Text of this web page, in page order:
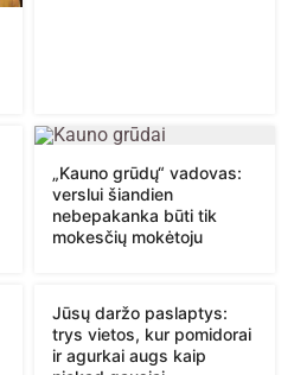
„Kauno grūdų“ vadovas:
verslui šiandien
nebepakanka būti tik
mokesčių mokėtoju
Jūsų daržo paslaptys:
trys vietos, kur pomidorai
ir agurkai augs kaip